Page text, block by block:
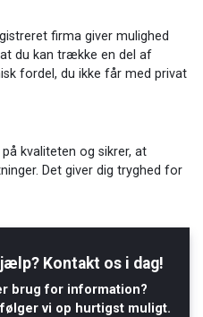
firma giver mulighed
du kan trække en del af
fordel, du ikke får med privat
kvaliteten og sikrer, at
Det giver dig tryghed for
Kontakt os i dag!
brug for information?
vi op hurtigst muligt.